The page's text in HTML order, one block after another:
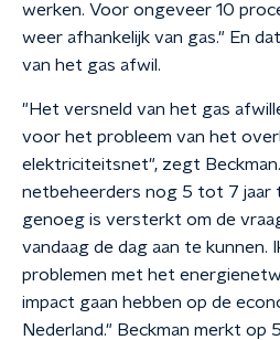
werken. Voor ongeveer 10
weer afhankelijk van gas." En
van het gas afwil.
"Het versneld van het gas
voor het probleem van het
elektriciteitsnet", zegt
netbeheerders nog 5 tot 7
genoeg is versterkt om de
vandaag de dag aan te kunnen.
problemen met het
impact gaan hebben op de
Nederland." Beckman merkt op